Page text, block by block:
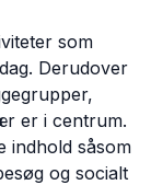
som
Derudover
er i centrum.
indhold såsom
og socialt